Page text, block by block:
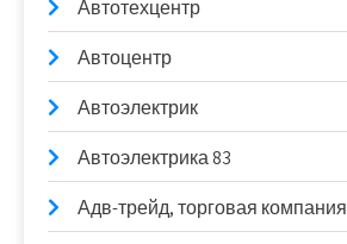
Автотехцентр
Автоцентр
Автоэлектрик
Автоэлектрика 83
Адв-трейд, торговая компания